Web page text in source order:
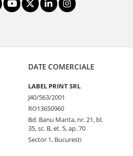
DATE COMERCIALE
LABEL PRINT SRL
J40/563/2001
RO13650960
Bd. Banu Manta, nr. 21, bl.
35, sc. B, et. 5, ap. 70
Sector 1, Bucuresti